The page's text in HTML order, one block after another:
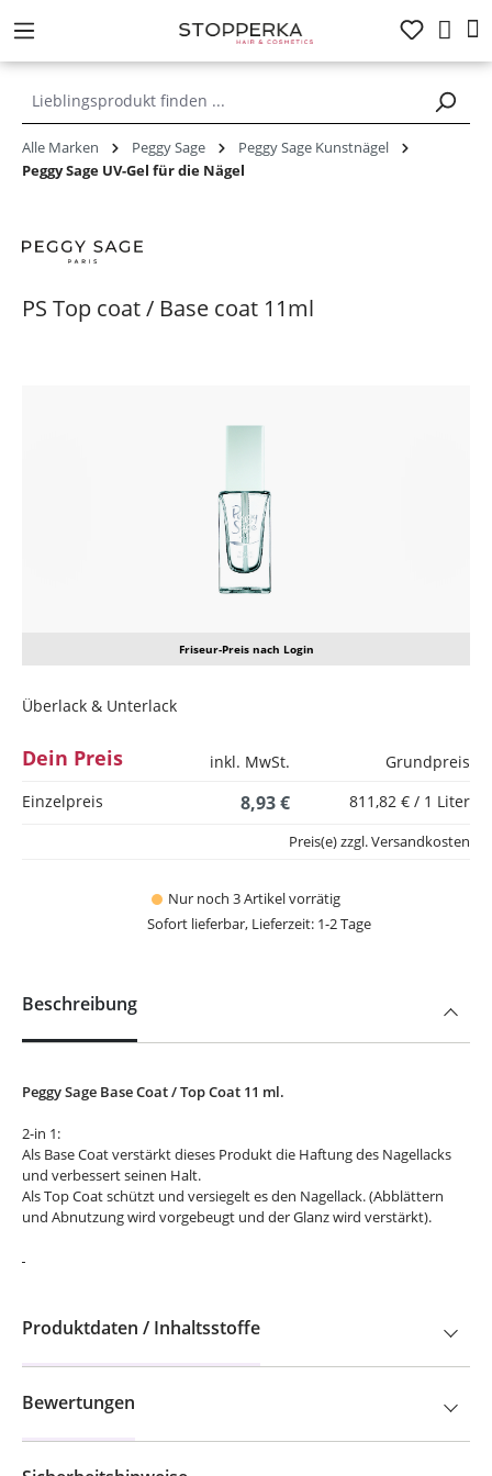
springen
Alle Marken Peggy Sage
Peggy Sage Kunstnägel
Peggy Sage UV-Gel für die Nägel
PS Top coat / Base coat 11ml
Friseur-Preis nach Login
Überlack & Unterlack
Dein Preis inkl. MwSt.
Grundpreis
Einzelpreis
8,93 € 811,82 € / 1 Liter
Nur noch 3 Artikel vorrätig
Sofort lieferbar, Lieferzeit: 1-2 Tage
Preis(e) zzgl. Versandkosten
Beschreibung
Peggy Sage Base Coat / Top Coat 11 ml.
2-in 1:
Als Base Coat verstärkt dieses Produkt die Haftung des Nagellacks
und verbessert seinen Halt.
Als Top Coat schützt und versiegelt es den Nagellack. (Abblättern
und Abnutzung wird vorgebeugt und der Glanz wird verstärkt).
Produktdaten / Inhaltsstoffe
Bewertungen